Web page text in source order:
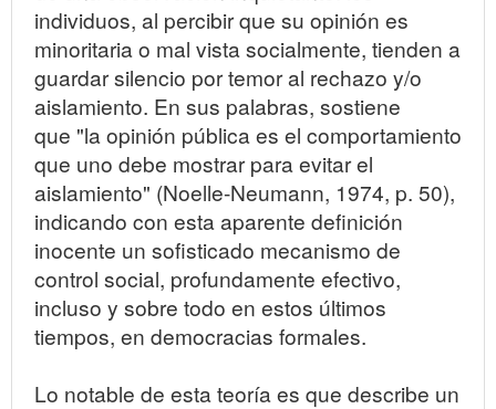
individuos, al percibir que su opinión es
minoritaria o mal vista socialmente, tienden a
guardar silencio por temor al rechazo y/o
aislamiento. En sus palabras, sostiene
que "la opinión pública es el comportamiento
que uno debe mostrar para evitar el
aislamiento" (Noelle-Neumann, 1974, p. 50),
indicando con esta aparente definición
inocente un sofisticado mecanismo de
control social, profundamente efectivo,
incluso y sobre todo en estos últimos
tiempos, en democracias formales.
Lo notable de esta teoría es que describe un